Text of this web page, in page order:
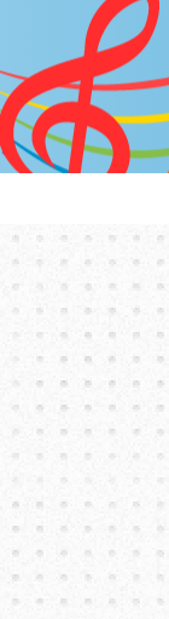
「C調言
は？～男
【サザン
サザンオー
ど、ちゃん
トアルバム
と、初期の